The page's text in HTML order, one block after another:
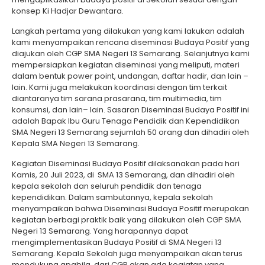
konsep Ki Hadjar Dewantara.
Langkah pertama yang dilakukan yang kami lakukan adalah
kami menyampaikan rencana diseminasi Budaya Positif yang
diajukan oleh CGP SMA Negeri 13 Semarang. Selanjutnya kami
mempersiapkan kegiatan diseminasi yang meliputi, materi
dalam bentuk power point, undangan, daftar hadir, dan lain –
lain. Kami juga melakukan koordinasi dengan tim terkait
diantaranya tim sarana prasarana, tim multimedia, tim
konsumsi, dan lain– lain. Sasaran Diseminasi Budaya Positif ini
adalah Bapak Ibu Guru Tenaga Pendidik dan Kependidikan
SMA Negeri 13 Semarang sejumlah 50 orang dan dihadiri oleh
Kepala SMA Negeri 13 Semarang.
Kegiatan Diseminasi Budaya Positif dilaksanakan pada hari
Kamis, 20 Juli 2023, di SMA 13 Semarang, dan dihadiri oleh
kepala sekolah dan seluruh pendidik dan tenaga
kependidikan. Dalam sambutannya, kepala sekolah
menyampaikan bahwa Diseminasi Budaya Positif merupakan
kegiatan berbagi praktik baik yang dilakukan oleh CGP SMA
Negeri 13 Semarang. Yang harapannya dapat
mengimplementasikan Budaya Positif di SMA Negeri 13
Semarang. Kepala Sekolah juga menyampaikan akan terus